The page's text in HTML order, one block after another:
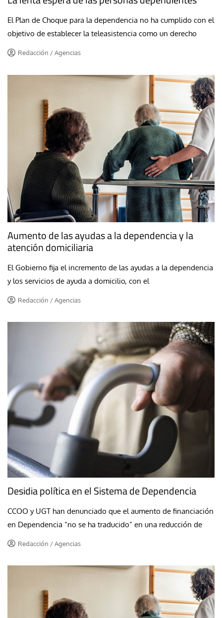
El Plan de Choque para la dependencia no ha cumplido con el
objetivo de establecer la teleasistencia como un derecho
Redacción / Agencias
Aumento de las ayudas a la dependencia y la
atención domiciliaria
El Gobierno fija el incremento de las ayudas a la dependencia
y los servicios de ayuda a domicilio, con el
Redacción / Agencias
Desidia política en el Sistema de Dependencia
CCOO y UGT han denunciado que el aumento de financiación
en Dependencia “no se ha traducido” en una reducción de
Redacción / Agencias